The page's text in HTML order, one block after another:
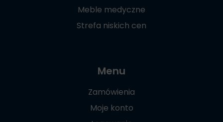
Meble medyczne
Strefa niskich cen
Menu
Zamówienia
Moje konto